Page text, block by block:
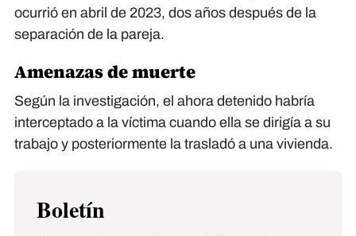
ocurrió en abril de 2023, dos años después de la
separación de la pareja.
Amenazas de muerte
Según la investigación, el ahora detenido habría
interceptado a la víctima cuando ella se dirigía a su
trabajo y posteriormente la trasladó a una vivienda.
Boletín